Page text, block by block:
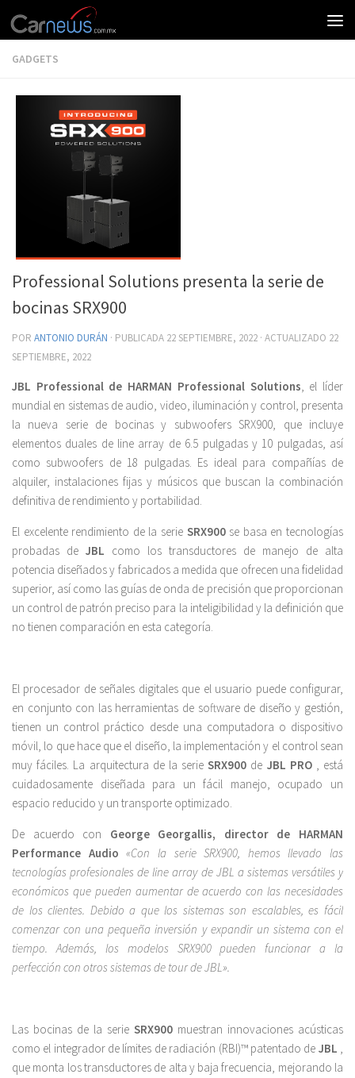
GADGETS
Professional Solutions presenta la serie de
bocinas SRX900
POR ANTONIO DURÁN · PUBLICADA 22 SEPTIEMBRE, 2022 · ACTUALIZADO 22
SEPTIEMBRE, 2022
JBL Professional de HARMAN Professional Solutions, el líder
mundial en sistemas de audio, video, iluminación y control, presenta
la nueva serie de bocinas y subwoofers SRX900, que incluye
elementos duales de line array de 6.5 pulgadas y 10 pulgadas, así
como subwoofers de 18 pulgadas. Es ideal para compañías de
alquiler, instalaciones fijas y músicos que buscan la combinación
definitiva de rendimiento y portabilidad.
El excelente rendimiento de la serie SRX900se basa en tecnologías
probadas de JBL como los transductores de manejo de alta
potencia diseñados y fabricados a medida que ofrecen una fidelidad
superior, así como las guías de onda de precisión que proporcionan
un control de patrón preciso para la inteligibilidad y la definición que
no tienen comparación en esta categoría.
El procesador de señales digitales que el usuario puede configurar,
en conjunto con las herramientas de software de diseño y gestión,
tienen un control práctico desde una computadora o dispositivo
móvil, lo que hace que el diseño, la implementación y el control sean
muy fáciles. La arquitectura de la serieSRX900 de JBL PRO, está
cuidadosamente diseñada para un fácil manejo, ocupado un
espacio reducido y un transporte optimizado.
De acuerdo con George Georgallis, director de HARMAN
Performance Audio«Con la serie SRX900, hemos llevado las
tecnologías profesionales de line array de JBL a sistemas versátiles y
económicos que pueden aumentar de acuerdo con las necesidades
de los clientes. Debido a que los sistemas son escalables, es fácil
comenzar con una pequeña inversión y expandir un sistema con el
tiempo. Además, los modelos SRX900 pueden funcionar a la
perfección con otros sistemas de tour de JBL».
Las bocinas de la serie SRX900 muestran innovaciones acústicas
como el integrador de límites de radiación (RBI)™ patentado de JBL ,
que monta los transductores de alta y baja frecuencia, mejorando la